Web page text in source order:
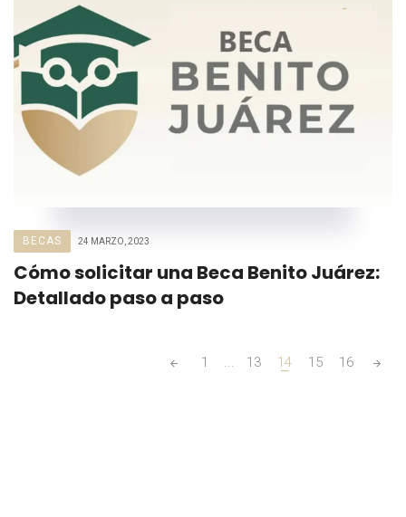
BECAS 24 MARZO, 2023
Cómo solicitar una Beca Benito Juárez:
Detallado paso a paso
1 ... 13 14 15 16